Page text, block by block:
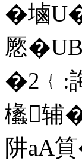
�塷
憠
欚辅
阱aA